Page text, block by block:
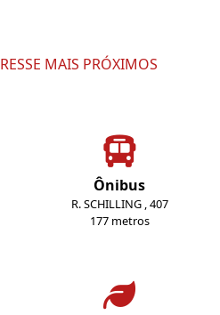
MAIS PRÓXIMOS
Ônibus
R. SCHILLING , 407
177 metros